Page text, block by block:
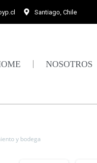
Santiago, Chile
NOSOTROS
y bodega